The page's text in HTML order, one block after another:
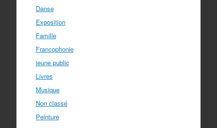
Danse
Exposition
Famille
Francophonie
jeune public
Livres
Musique
Non classé
Peinture